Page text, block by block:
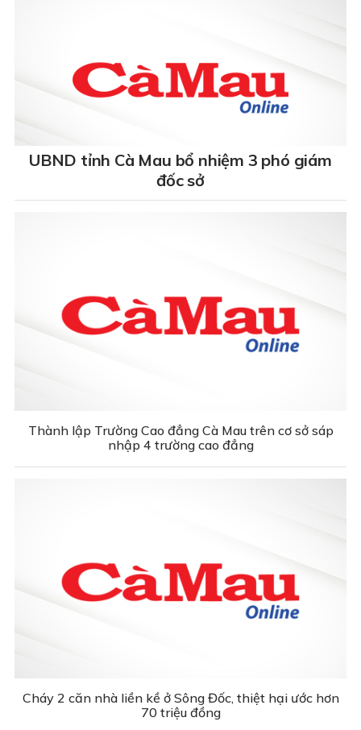
UBND tỉnh Cà Mau bổ nhiệm 3 phó giám
đốc sở
Thành lập Trường Cao đẳng Cà Mau trên cơ sở sáp
nhập 4 trường cao đẳng
Cháy 2 căn nhà liền kề ở Sông Đốc, thiệt hại ước hơn
70 triệu đồng